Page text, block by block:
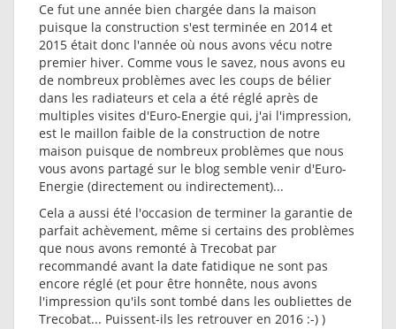
Ce fut une année bien chargée dans la maison
puisque la construction s'est terminée en 2014 et
2015 était donc l'année où nous avons vécu notre
premier hiver. Comme vous le savez, nous avons eu
de nombreux problèmes avec les coups de bélier
dans les radiateurs et cela a été réglé après de
multiples visites d'Euro-Energie qui, j'ai l'impression,
est le maillon faible de la construction de notre
maison puisque de nombreux problèmes que nous
vous avons partagé sur le blog semble venir d'Euro-
Energie (directement ou indirectement)...
Cela a aussi été l'occasion de terminer la garantie de
parfait achèvement, même si certains des problèmes
que nous avons remonté à Trecobat par
recommandé avant la date fatidique ne sont pas
encore réglé (et pour être honnête, nous avons
l'impression qu'ils sont tombé dans les oubliettes de
Trecobat... Puissent-ils les retrouver en 2016 :-) )